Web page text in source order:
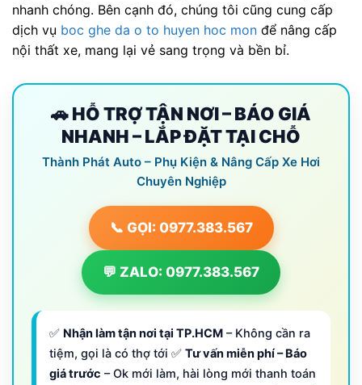
nhanh chóng. Bên cạnh đó, chúng tôi cũng cung cấp
dịch vụ boc ghe da o to huyen hoc mon để nâng cấp
nội thất xe, mang lại vẻ sang trọng và bền bỉ.
🚗 HỖ TRỢ TẬN NƠI – BÁO GIÁ
NHANH – LẮP ĐẶT TẠI CHỖ
Thành Phát Auto – Phụ Kiện & Nâng Cấp Xe Hơi
Chuyên Nghiệp
📞 GỌI: 0977.383.567
💬 ZALO: 0977.383.567
✅ Nhận làm tận nơi tại TP.HCM – Không cần ra
tiệm, gọi là có thợ tới ✅ Tư vấn miễn phí – Báo
giá trước – Ok mới làm, hài lòng mới thanh toán